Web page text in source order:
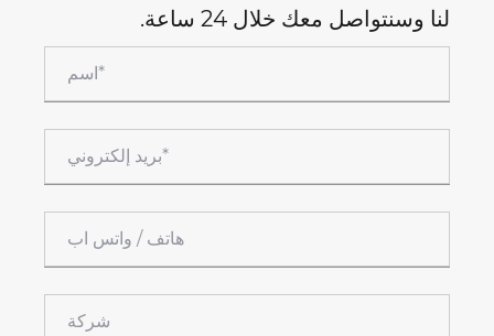
لنا وسنتواصل معك خلال 24 ساعة.